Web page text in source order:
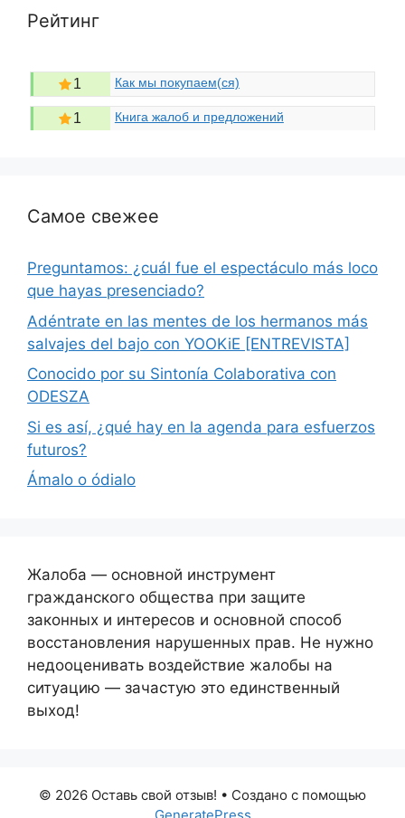
Рейтинг
1 Как мы покупаем(ся)
1 Книга жалоб и предложений
Самое свежее
Preguntamos: ¿cuál fue el espectáculo más loco
que hayas presenciado?
Adéntrate en las mentes de los hermanos más
salvajes del bajo con YOOKiE [ENTREVISTA]
Conocido por su Sintonía Colaborativa con
ODESZA
Si es así, ¿qué hay en la agenda para esfuerzos
futuros?
Ámalo o ódialo
Жалоба — основной инструмент
гражданского общества при защите
законных и интересов и основной способ
восстановления нарушенных прав. Не нужно
недооценивать воздействие жалобы на
ситуацию — зачастую это единственный
выход!
© 2026 Оставь свой отзыв! • Создано с помощью